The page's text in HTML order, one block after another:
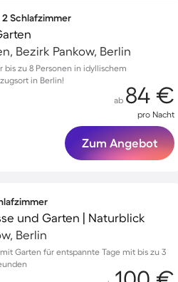
2 Schlafzimmer
Bezirk Pankow, Berlin
zu 8 Personen in idyllischem
in Berlin!
ab 84 €
pro Nacht
Zum Angebot
und Garten | Naturblick
Berlin
Garten für entspannte Tage mit bis zu 3